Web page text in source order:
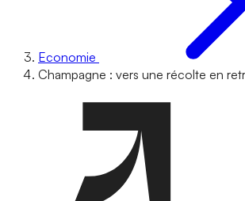
Economie
Champagne : vers une récolte en